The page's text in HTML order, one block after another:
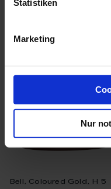
Statistiken
Marketing
Nur
Bell, Coloured Gold, H 5